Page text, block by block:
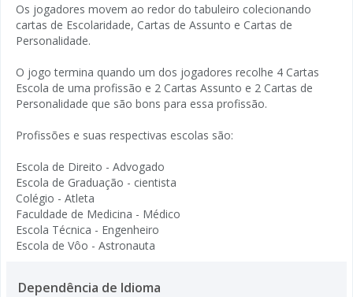
Os jogadores movem ao redor do tabuleiro colecionando
cartas de Escolaridade, Cartas de Assunto e Cartas de
Personalidade.
O jogo termina quando um dos jogadores recolhe 4 Cartas
Escola de uma profissão e 2 Cartas Assunto e 2 Cartas de
Personalidade que são bons para essa profissão.
Profissões e suas respectivas escolas são:
Escola de Direito - Advogado
Escola de Graduação - cientista
Colégio - Atleta
Faculdade de Medicina - Médico
Escola Técnica - Engenheiro
Escola de Vôo - Astronauta
Dependência de Idioma